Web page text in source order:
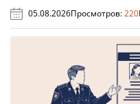
05.08.2026Просмотров:220